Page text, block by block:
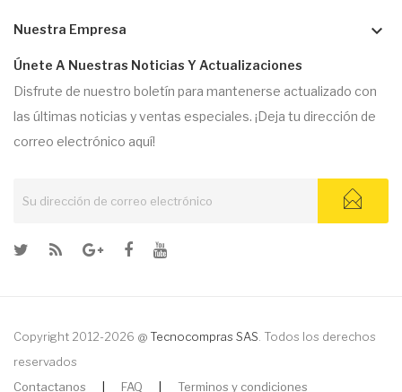
Nuestra Empresa keyboard_arrow_down
Únete A Nuestras Noticias Y Actualizaciones
Disfrute de nuestro boletín para mantenerse actualizado con
las últimas noticias y ventas especiales. ¡Deja tu dirección de
correo electrónico aquí!
Copyright 2012-2026 @ Tecnocompras SAS . Todos los derechos
reservados
Contactanos
FAQ Terminos y condiciones